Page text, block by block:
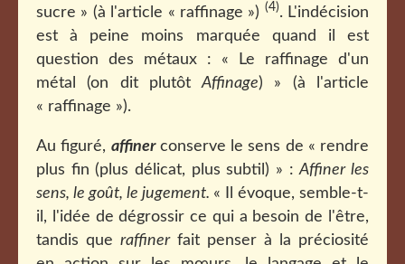
sucre » (à l'article « raffinage ») (4). L'indécision
est à peine moins marquée quand il est
question des métaux : « Le raffinage d'un
métal (on dit plutôtAffinage) » (à l'article
« raffinage »).
Au figuré, affinerconserve le sens de « rendre
plus fin (plus délicat, plus subtil) » :Affiner les
sens, le goût, le jugement. « Il évoque, semble-t-
il, l'idée de dégrossir ce qui a besoin de l'être,
tandis que raffinerfait penser à la préciosité